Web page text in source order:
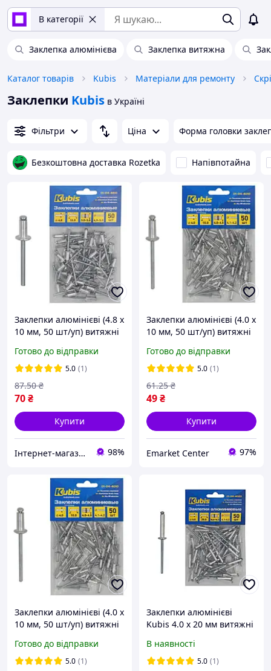
В категорії
Заклепка алюмінієва Заклепка витяжна
Каталог товарів Kubis Матеріали для ремонту
Заклепки Kubis в Україні
Фільтри Ціна Форма головки
Безкоштовна доставка Rozetka Напівпотайна
Заклепки алюмінієві (4.8 х
10 мм, 50 шт/уп) витяжні
Готово до відправки
5.0 (1)
70₴
87.50 ₴
Купити
Інтернет-магазин ELEKTROMAG 98%
Заклепки алюмінієві (4.0 х
10 мм, 50 шт/уп) витяжні
Готово до відправки
5.0 (1)
49₴
61.25 ₴
Купити
Emarket Center 97%
Заклепки алюмінієві (4.0 х
10 мм, 50 шт/уп) витяжні
Готово до відправки
5.0 (1)
Заклепки алюмінієві
Kubis 4.0 х 20 мм витяжні
В наявності
5.0 (1)